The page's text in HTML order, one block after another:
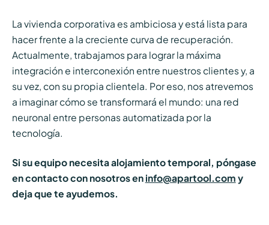
La vivienda corporativa es ambiciosa y está lista para
hacer frente a la creciente curva de recuperación.
Actualmente, trabajamos para lograr la máxima
integración e interconexión entre nuestros clientes y, a
su vez, con su propia clientela. Por eso, nos atrevemos
a imaginar cómo se transformará el mundo: una red
neuronal entre personas automatizada por la
tecnología.
Si su equipo necesita alojamiento temporal, póngase
en contacto con nosotros en info@apartool.com y
deja que te ayudemos.